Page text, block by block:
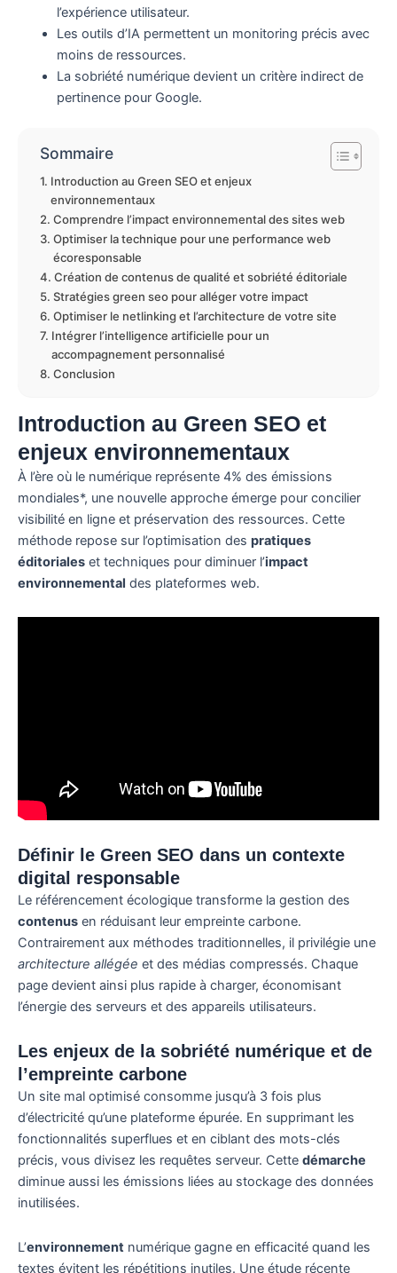
l’expérience utilisateur.
Les outils d’IA permettent un monitoring précis avec
moins de ressources.
La sobriété numérique devient un critère indirect de
pertinence pour Google.
Sommaire
Introduction au Green SEO et enjeux
environnementaux
Comprendre l’impact environnemental des sites web
Optimiser la technique pour une performance web
écoresponsable
Création de contenus de qualité et sobriété éditoriale
Stratégies green seo pour alléger votre impact
Optimiser le netlinking et l’architecture de votre site
Intégrer l’intelligence artificielle pour un
accompagnement personnalisé
Conclusion
Introduction au Green SEO et
enjeux environnementaux
À l’ère où le numérique représente 4% des émissions
mondiales*, une nouvelle approche émerge pour concilier
visibilité en ligne et préservation des ressources. Cette
méthode repose sur l’optimisation des pratiques
éditoriales et techniques pour diminuer l’impact
environnemental des plateformes web.
Définir le Green SEO dans un contexte
digital responsable
Le référencement écologique transforme la gestion des
contenus en réduisant leur empreinte carbone.
Contrairement aux méthodes traditionnelles, il privilégie une
architecture allégée et des médias compressés. Chaque
page devient ainsi plus rapide à charger, économisant
l’énergie des serveurs et des appareils utilisateurs.
Les enjeux de la sobriété numérique et de
l’empreinte carbone
Un site mal optimisé consomme jusqu’à 3 fois plus
d’électricité qu’une plateforme épurée. En supprimant les
fonctionnalités superflues et en ciblant des mots-clés
précis, vous divisez les requêtes serveur. Cette démarche
diminue aussi les émissions liées au stockage des données
inutilisées.
L’environnement numérique gagne en efficacité quand les
textes évitent les répétitions inutiles. Une étude récente